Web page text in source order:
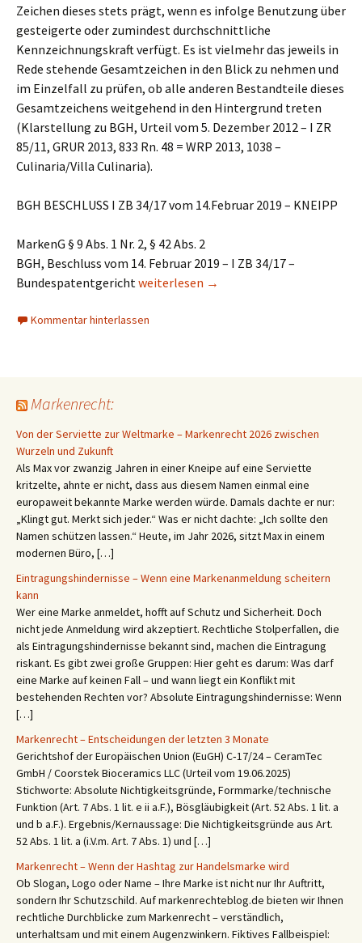
Zeichen dieses stets prägt, wenn es infolge Benutzung über
gesteigerte oder zumindest durchschnittliche
Kennzeichnungskraft verfügt. Es ist vielmehr das jeweils in
Rede stehende Gesamtzeichen in den Blick zu nehmen und
im Einzelfall zu prüfen, ob alle anderen Bestandteile dieses
Gesamtzeichens weitgehend in den Hintergrund treten
(Klarstellung zu BGH, Urteil vom 5. Dezember 2012 – I ZR
85/11, GRUR 2013, 833 Rn. 48 = WRP 2013, 1038 –
Culinaria/Villa Culinaria).
BGH BESCHLUSS I ZB 34/17 vom 14.Februar 2019 – KNEIPP
MarkenG § 9 Abs. 1 Nr. 2, § 42 Abs. 2
BGH, Beschluss vom 14. Februar 2019 – I ZB 34/17 –
BundespatentgerichtKNEIPP: Die Feststellung, dass ein
weiterlesen →
Kommentar hinterlassen
Markenrecht:
Von der Serviette zur Weltmarke – Markenrecht 2026 zwischen
Wurzeln und Zukunft
Als Max vor zwanzig Jahren in einer Kneipe auf eine Serviette
kritzelte, ahnte er nicht, dass aus diesem Namen einmal eine
europaweit bekannte Marke werden würde. Damals dachte er nur:
„Klingt gut. Merkt sich jeder.“ Was er nicht dachte: „Ich sollte den
Namen schützen lassen.“ Heute, im Jahr 2026, sitzt Max in einem
modernen Büro, […]
Eintragungshindernisse – Wenn eine Markenanmeldung scheitern
kann
Wer eine Marke anmeldet, hofft auf Schutz und Sicherheit. Doch
nicht jede Anmeldung wird akzeptiert. Rechtliche Stolperfallen, die
als Eintragungshindernisse bekannt sind, machen die Eintragung
riskant. Es gibt zwei große Gruppen: Hier geht es darum: Was darf
eine Marke auf keinen Fall – und wann liegt ein Konflikt mit
bestehenden Rechten vor? Absolute Eintragungshindernisse: Wenn
[…]
Markenrecht – Entscheidungen der letzten 3 Monate
Gerichtshof der Europäischen Union (EuGH) C‑17/24 – CeramTec
GmbH / Coorstek Bioceramics LLC (Urteil vom 19.06.2025)
Stichworte: Absolute Nichtigkeitsgründe, Formmarke/technische
Funktion (Art. 7 Abs. 1 lit. e ii a.F.), Bösgläubigkeit (Art. 52 Abs. 1 lit. a
und b a.F.). Ergebnis/Kernaussage: Die Nichtigkeitsgründe aus Art.
52 Abs. 1 lit. a (i.V.m. Art. 7 Abs. 1) und […]
Markenrecht – Wenn der Hashtag zur Handelsmarke wird
Ob Slogan, Logo oder Name – Ihre Marke ist nicht nur Ihr Auftritt,
sondern Ihr Schutzschild. Auf markenrechteblog.de bieten wir Ihnen
rechtliche Durchblicke zum Markenrecht – verständlich,
unterhaltsam und mit einem Augenzwinkern. Fiktives Fallbeispiel: